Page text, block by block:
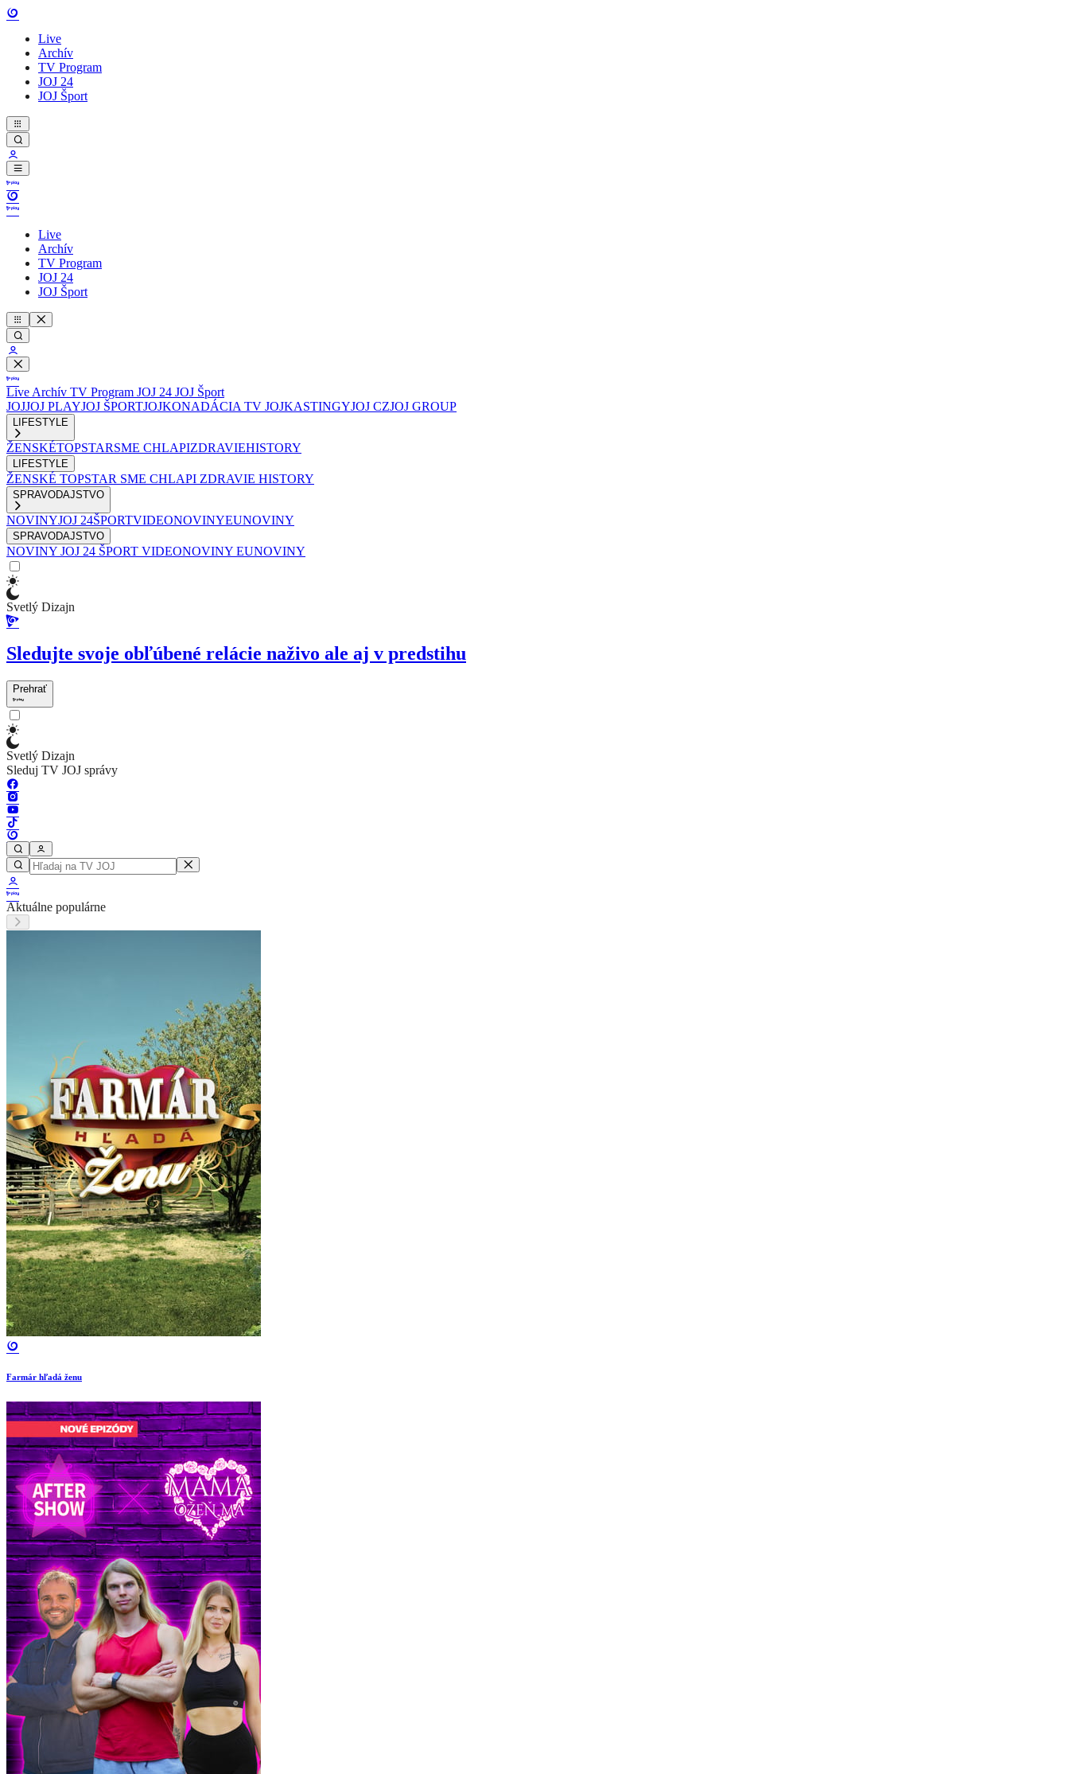
Live
Archív
TV Program
JOJ 24
JOJ Šport
Live
Archív
TV Program
JOJ 24
JOJ Šport
Live Archív TV Program JOJ 24 JOJ Šport
JOJJOJ PLAYJOJ ŠPORTJOJKONADÁCIA TV JOJKASTINGYJOJ CZJOJ GROUP
LIFESTYLE
ŽENSKÉTOPSTARSME CHLAPIZDRAVIEHISTORY
LIFESTYLE
ŽENSKÉ TOPSTAR SME CHLAPI ZDRAVIE HISTORY
SPRAVODAJSTVO
NOVINYJOJ 24ŠPORTVIDEONOVINYEUNOVINY
SPRAVODAJSTVO
NOVINY JOJ 24 ŠPORT VIDEONOVINY EUNOVINY
Svetlý Dizajn
Sledujte svoje obľúbené relácie naživo ale aj v predstihu
Prehrať
Svetlý Dizajn
Sleduj TV JOJ správy
Aktuálne populárne
Farmár hľadá ženu